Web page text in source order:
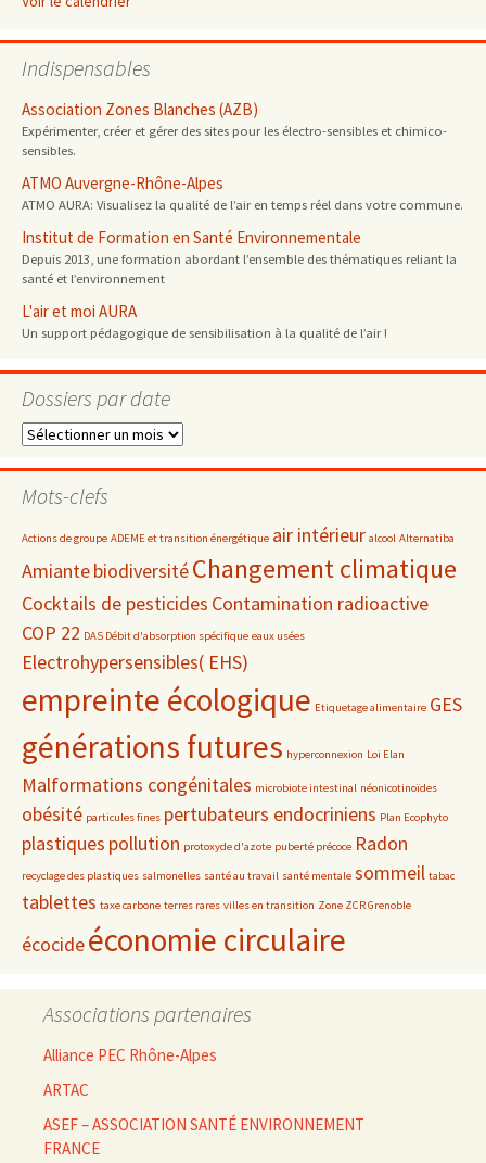
Indispensables
Association Zones Blanches (AZB)
Expérimenter, créer et gérer des sites pour les électro-sensibles et chimico-
sensibles.
ATMO Auvergne-Rhône-Alpes
ATMO AURA: Visualisez la qualité de l’air en temps réel dans votre commune.
Institut de Formation en Santé Environnementale
Depuis 2013, une formation abordant l’ensemble des thématiques reliant la
santé et l’environnement
L'air et moi AURA
Un support pédagogique de sensibilisation à la qualité de l’air !
Dossiers par date
Dossiers
date
Mots-clefs
Actions de groupe ADEME et transition énergétique air intérieur alcool Alternatiba
AmiantebiodiversitéChangement climatique
Cocktails de pesticides Contamination radioactive
COP 22 DAS Débit d'absorption spécifique eaux usées
Electrohypersensibles( EHS)
empreinte écologique Etiquetage alimentaire GES
générations futures hyperconnexion Loi Elan
Malformations congénitales microbiote intestinal néonicotinoïdes
obésité particules fines pertubateurs endocriniens Plan Ecophyto
plastiques pollution protoxyde d'azote puberté précoce Radon
recyclage des plastiques salmonelles santé au travail santé mentale sommeil tabac
tablettes taxe carbone terres rares villes en transition Zone ZCR Grenoble
écocideéconomie circulaire
Associations partenaires
Alliance PEC Rhône-Alpes
ARTAC
ASEF – ASSOCIATION SANTÉ ENVIRONNEMENT
FRANCE